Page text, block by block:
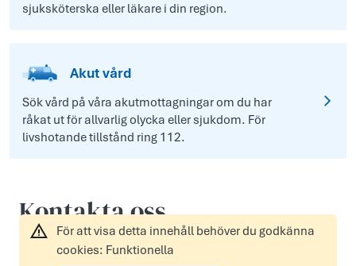
sjuksköterska eller läkare i din region.
Akut vård
Sök vård på våra akutmottagningar om du har
råkat ut för allvarlig olycka eller sjukdom. För
livshotande tillstånd ring 112.
Kontakta oss
För att visa detta innehåll behöver du godkänna
cookies: Funktionella